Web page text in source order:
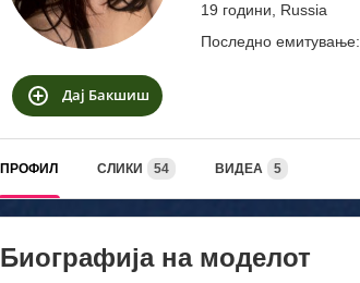
19 години, Russia
Последно
Дај Бакшиш
ПРОФИЛ СЛИКИ 54 ВИДЕА 5
Биографија на моделот